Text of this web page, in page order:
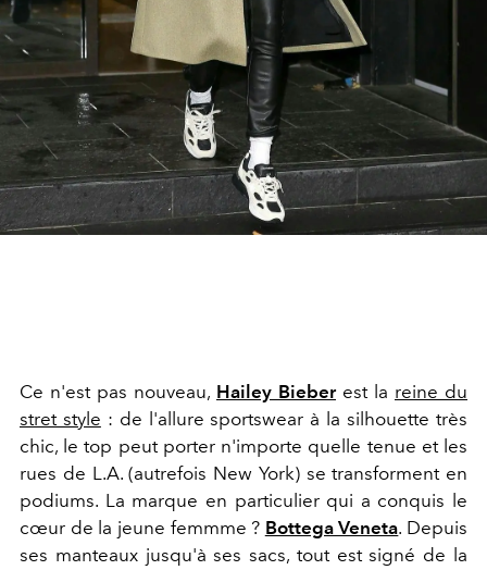
Ce n'est pas nouveau, Hailey Bieberest la reine du
stret style : de l'allure sportswear à la silhouette très
chic, le top peut porter n'importe quelle tenue et les
rues de L.A. (autrefois New York) se transforment en
podiums. La marque en particulier qui a conquis le
cœur de la jeune femmme ? Bottega Veneta. Depuis
ses manteaux jusqu'à ses sacs, tout est signé de la